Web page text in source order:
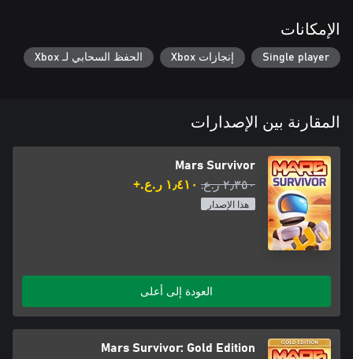
الإمكانات
Single player إنجازات Xbox الحفظ السحابي لـ Xbox
المقارنة بين الإصدارات
Mars Survivor
٢٫٣٥٠ ر.ع.‏ ١٫٤١٠ ر.ع.‏+
هذا الإصدار
العودة إلى أعلى
Mars Survivor: Gold Edition